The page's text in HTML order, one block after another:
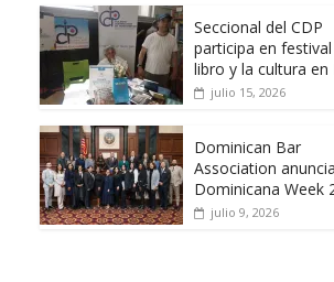
Seccional del CDP
participa en
libro y la cultura en
julio 15, 2026
Dominican Bar
Association anuncia
Dominicana Week
julio 9, 2026